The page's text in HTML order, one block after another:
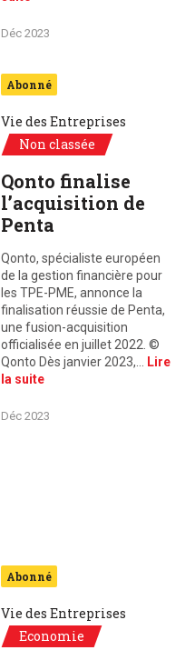
Déc 2023
Abonné
Vie des Entreprises
Non classée
Qonto finalise
l’acquisition de
Penta
Qonto, spécialiste européen
de la gestion financière pour
les TPE-PME, annonce la
finalisation réussie de Penta,
une fusion-acquisition
officialisée en juillet 2022. ©
Qonto Dès janvier 2023,…
Lire
la suite
Déc 2023
Abonné
Vie des Entreprises
Economie